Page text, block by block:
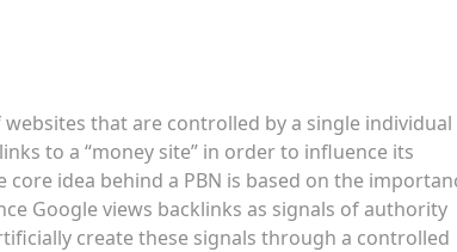
that are controlled by a single
to a “money site” in order to influence its
idea behind a PBN is based on the
Google views backlinks as signals of authority
create these signals through a controlled